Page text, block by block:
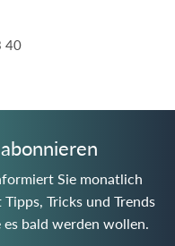
40
Sie monatlich
Tricks und Trends
bald werden wollen.